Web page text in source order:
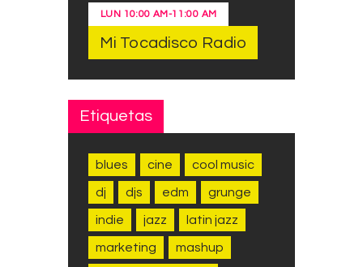
LUN 10:00 AM-11:00 AM
Mi Tocadisco Radio
Etiquetas
blues cine cool music
dj djs edm grunge
indie jazz latin jazz
marketing mashup